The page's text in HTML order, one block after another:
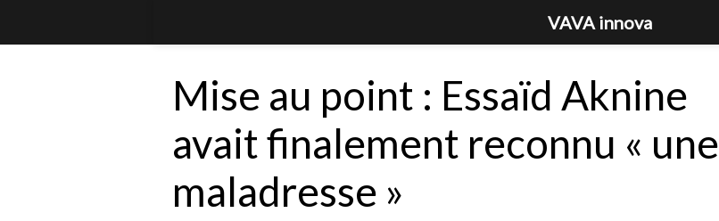
Mise au point : Essaïd Aknine
avait finalement reconnu « une
maladresse »
VAVA innova